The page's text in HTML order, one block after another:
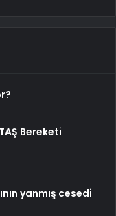
Bereketi
yanmış cesedi